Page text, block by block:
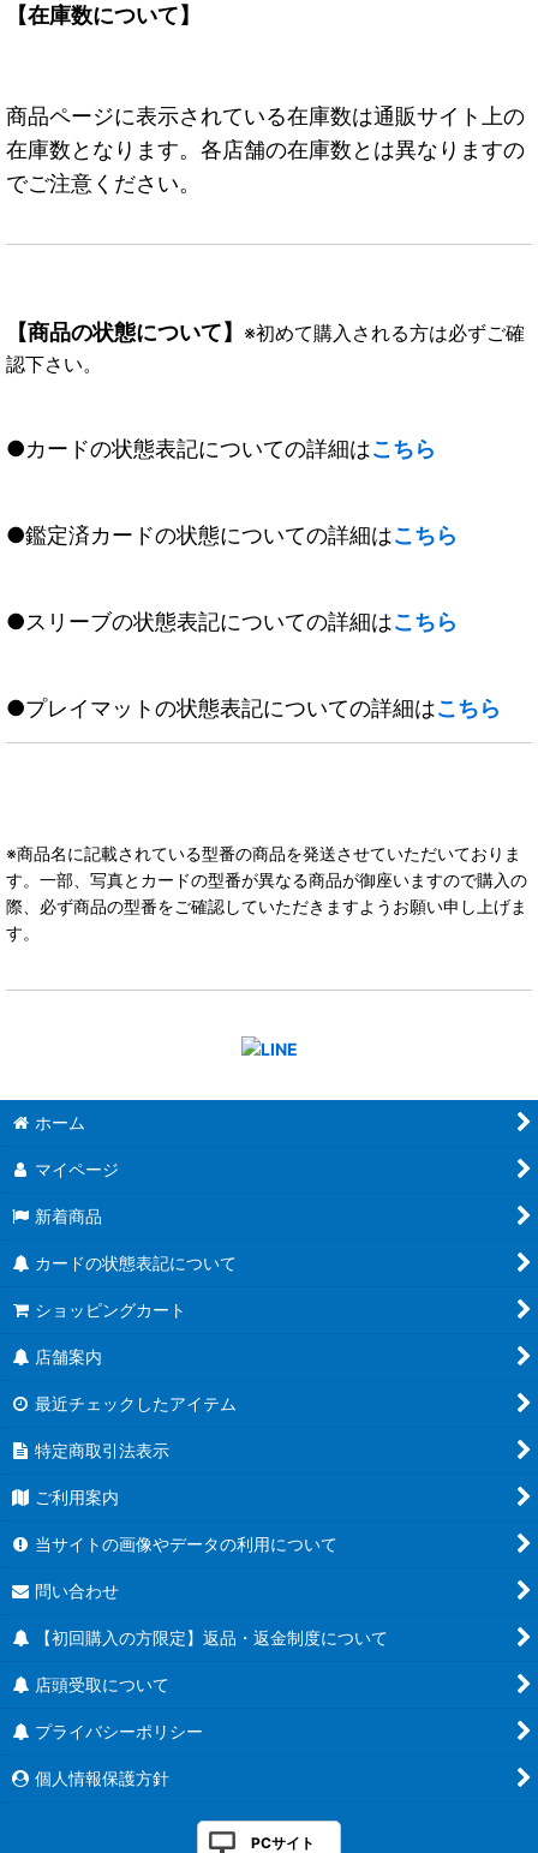
【在庫数について】
商品ページに表示されている在庫数は通販サイト上の
在庫数となります。各店舗の在庫数とは異なりますの
でご注意ください。
【商品の状態について】 ※初めて購入される方は必ずご確
認下さい。
●カードの状態表記についての詳細はこちら
●鑑定済カードの状態についての詳細はこちら
●スリーブの状態表記についての詳細はこちら
●プレイマットの状態表記についての詳細はこちら
※商品名に記載されている型番の商品を発送させていただいておりま
す。一部、写真とカードの型番が異なる商品が御座いますので購入の
際、必ず商品の型番をご確認していただきますようお願い申し上げま
す。
ホーム
マイページ
新着商品
カードの状態表記について
ショッピングカート
店舗案内
最近チェックしたアイテム
特定商取引法表示
ご利用案内
当サイトの画像やデータの利用について
問い合わせ
【初回購入の方限定】返品・返金制度について
店頭受取について
プライバシーポリシー
個人情報保護方針
PCサイト